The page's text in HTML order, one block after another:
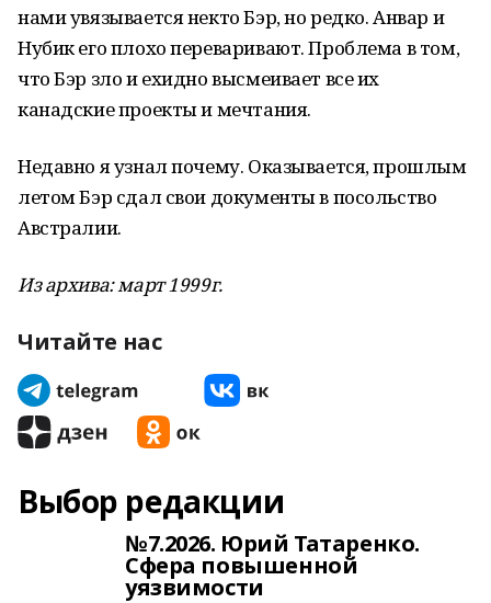
нами увязывается некто Бэр, но редко. Анвар и
Нубик его плохо переваривают. Проблема в том,
что Бэр зло и ехидно высмеивает все их
канадские проекты и мечтания.
Недавно я узнал почему. Оказывается, прошлым
летом Бэр сдал свои документы в посольство
Австралии.
Из архива: март 1999г.
Читайте нас
Выбор редакции
№7.2026. Юрий Татаренко.
Сфера повышенной
уязвимости